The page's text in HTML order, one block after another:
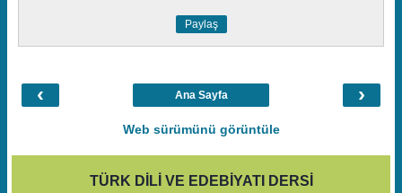
Paylaş
‹ ›
Ana Sayfa
Web sürümünü görüntüle
TÜRK DİLİ VE EDEBİYATI DERSİ